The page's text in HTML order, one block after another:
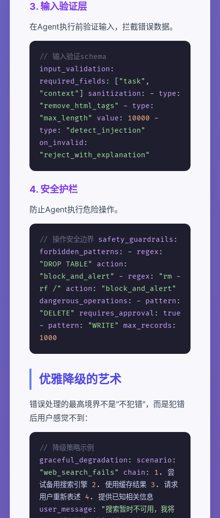
3. 输入验证层
在Agent执行前验证输入，拦截错误数据。
// 输入验证schema
input_validation :
required_fields : [ "task" ,
"context"
sanitization : - type :
"remove_html_tags"
- type :
"max_length"
value : 10000 -
type :
"detect_injection"
on_invalid :
"reject_with_explanation"
4. 安全护栏
防止Agent执行危险操作。
// 操作安全边界 safety_guardrails :
forbidden_patterns : - regex :
"DROP TABLE"
action :
"block_and_alert"
- regex :
"rm -
rf /"
action :
"block_and_alert"
dangerous_operations : - pattern :
"DELETE"
requires_approval : true
- pattern : "WRITE" max_records :
1000
优雅降级的艺术
错误处理的最高境界不是"不犯错"，而是犯错
后用户感觉不到：
// 降级策略示例
graceful_degradation : scenario :
"web_search_fails"
chain : 1 . 尝
试备用搜索引擎 2 . 使用缓存结果 3 . 请求
用户重新表述 4 . 提供已知相关信息
user_message :
"搜索暂时不可用，我将